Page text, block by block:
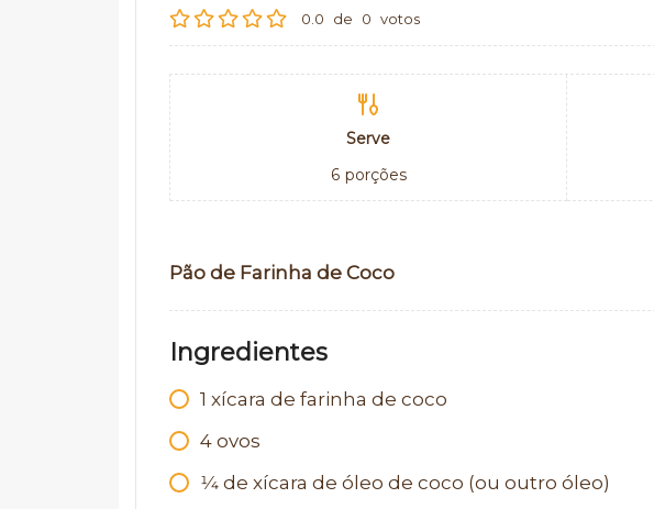
0.0 de 0 votos
Serve
6 porções
Pão de Farinha de Coco
Ingredientes
1 xícara de farinha de coco
4 ovos
1⁄4 de xícara de óleo de coco (ou outro óleo)